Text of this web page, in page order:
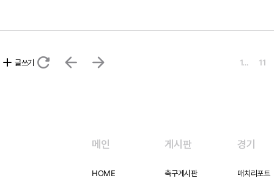
add 글쓰기 refresh arrow_back arrow_forward 1… 11
메인
HOME
게시판
축구게시판
경기
매치리포트